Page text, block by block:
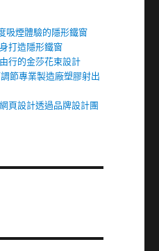
吸煙體驗的隱形鐵窗
打造隱形鐵窗
行的金莎花束設計
節專業製造廠塑膠射出
頁設計透過品牌設計團